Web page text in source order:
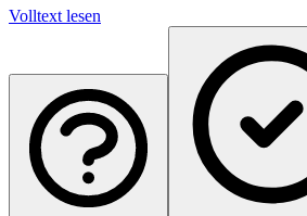
Volltext lesen